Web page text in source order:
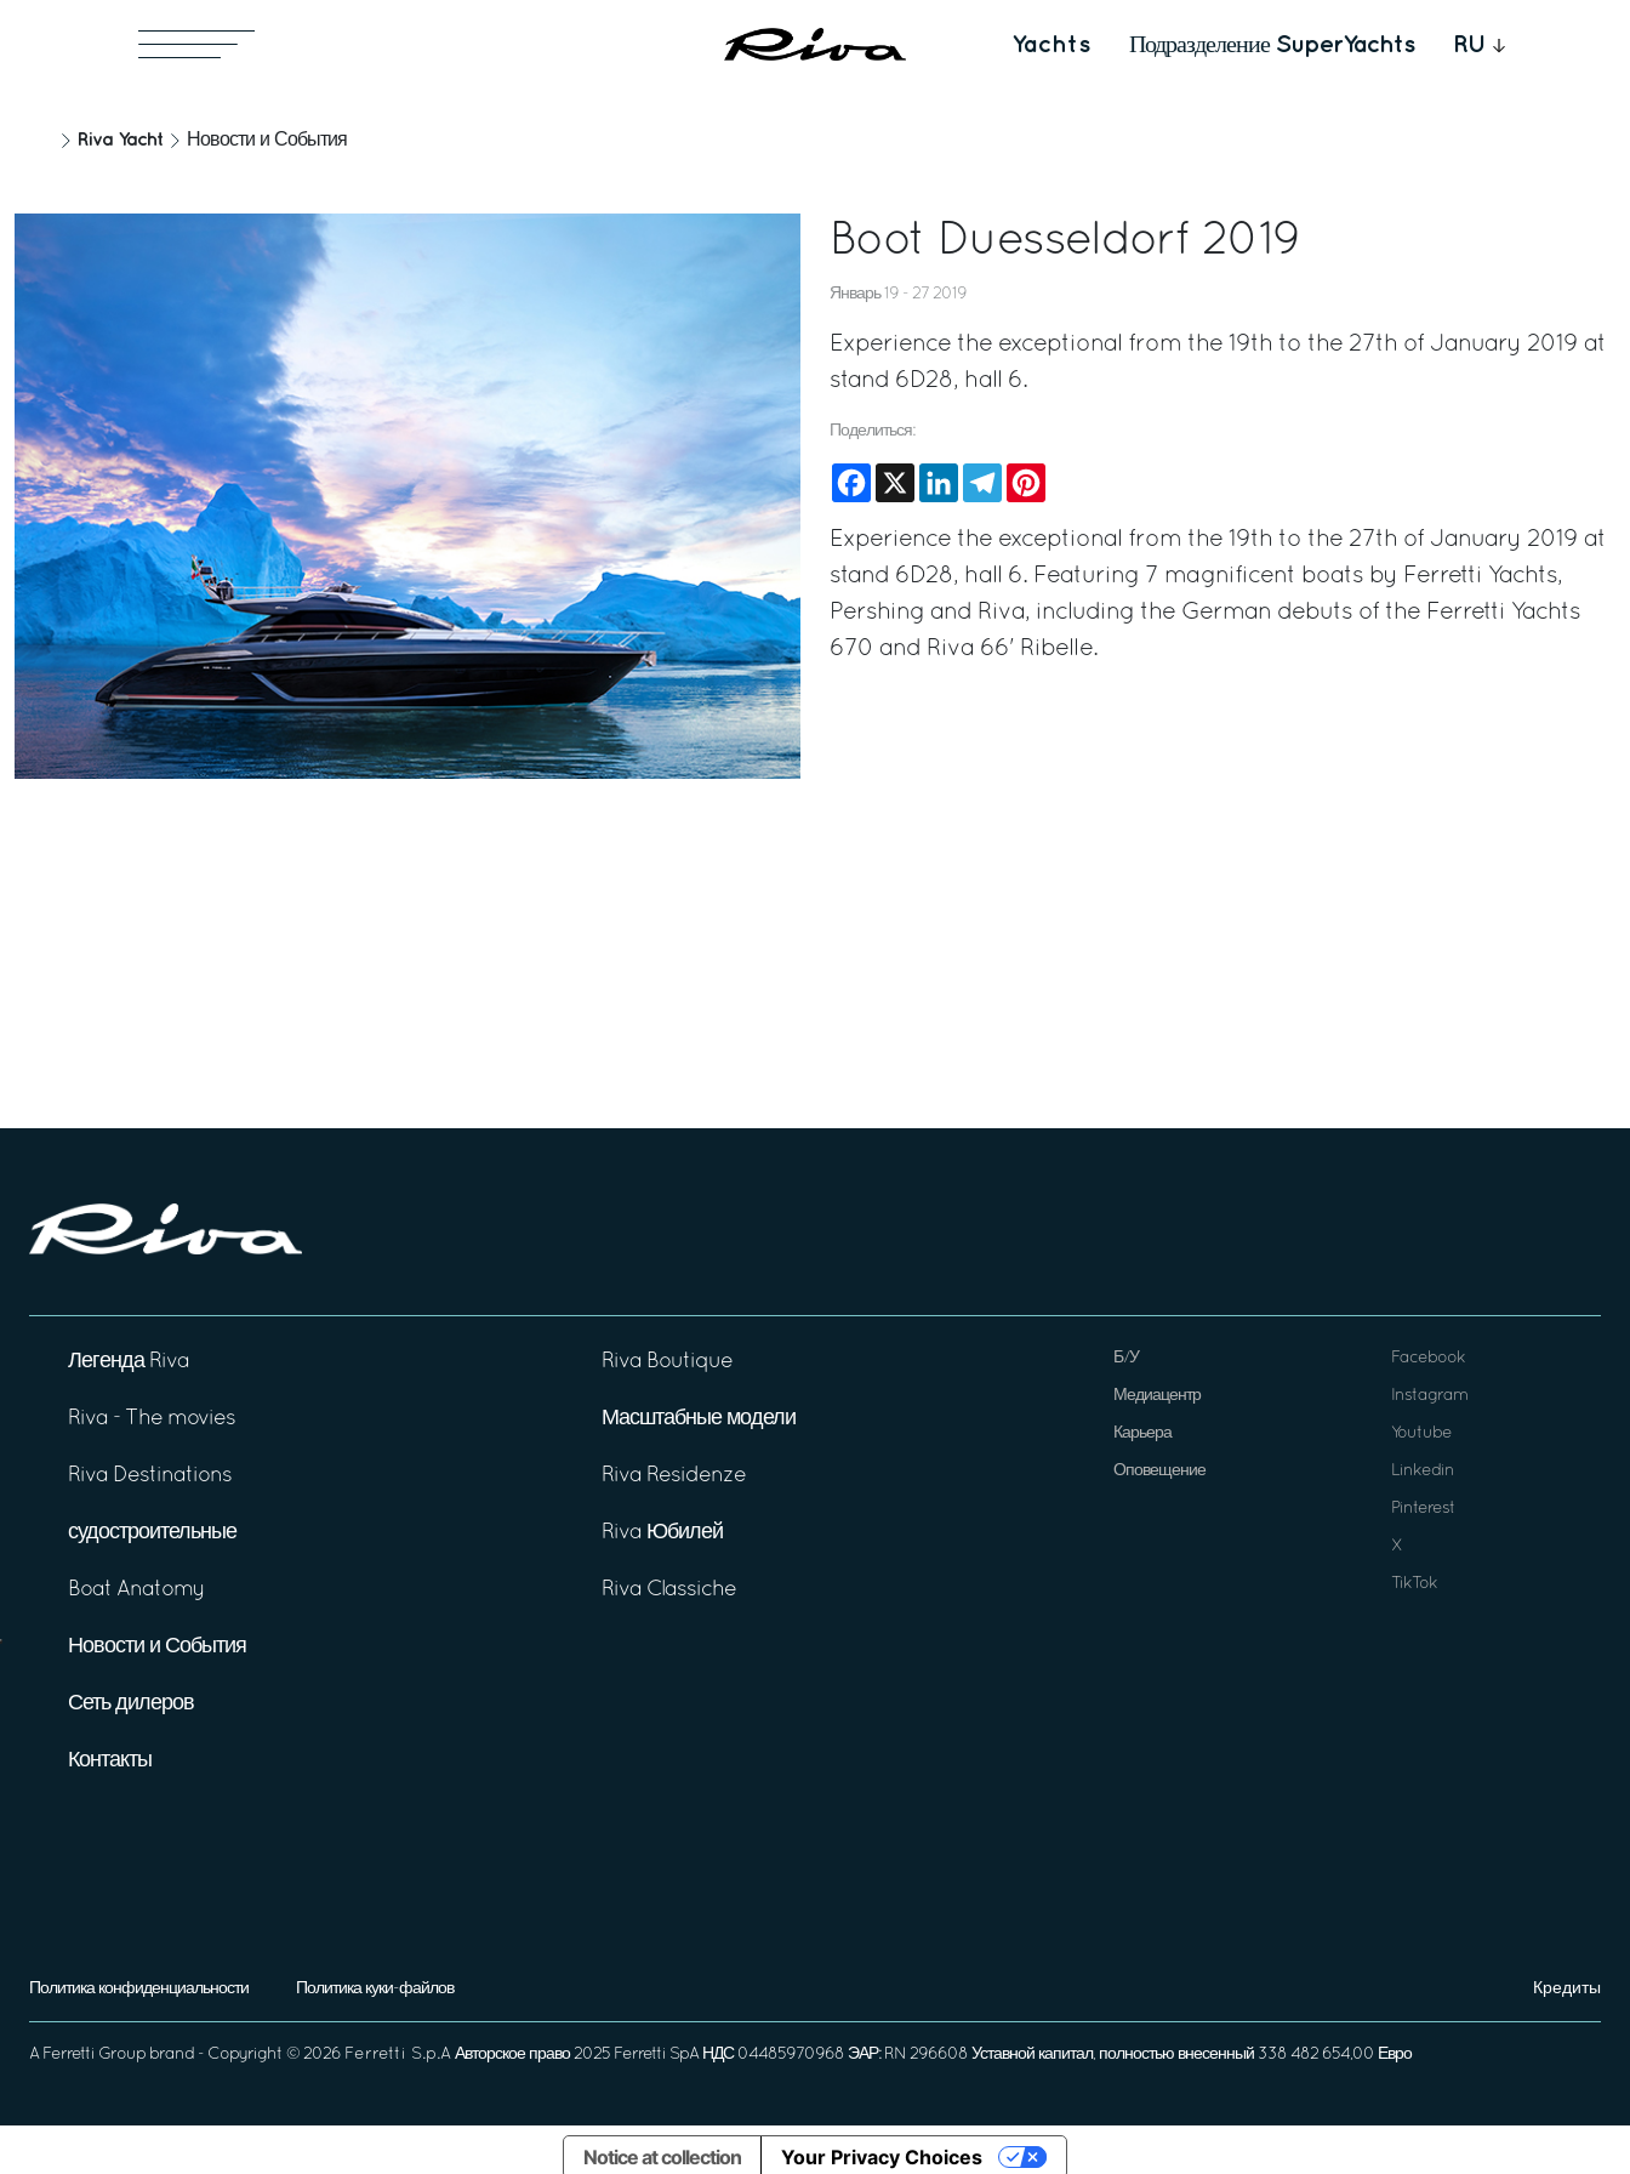
Yachts Подразделение SuperYachts RU
Riva Yacht Новости и События
Boot Duesseldorf 2019
Январь 19 - 27 2019
Experience the exceptional from the 19th to the 27th of January 2019 at
stand 6D28, hall 6.
Поделиться:
Facebook
X LinkedInTelegram
Experience the exceptional from the 19th to the 27th of January 2019 at
stand 6D28, hall 6. Featuring 7 magnificent boats by Ferretti Yachts,
Pershing and Riva, including the German debuts of the Ferretti Yachts
670 and Riva 66' Ribelle.
Легенда Riva
Riva - The movies
Riva Destinations
судостроительные
Boat Anatomy
Новости и События
Сеть дилеров
Контакты
Riva Boutique
Масштабные модели
Riva Residenze
Riva Юбилей
Riva Classiche
Б/У
Медиацентр
Карьера
Оповещение
Facebook
Instagram
Youtube
Linkedin
Pinterest
X
TikTok
Политика конфиденциальности Политика куки-файлов Кредиты
A Ferretti Group brand - Copyright © 2026 Ferretti S.p.A Авторское право 2025 Ferretti SpA НДС 04485970968 ЭАР: RN 296608 Уставной капитал, полностью внесенный 338 482 654,00 Евро
Notice at collection Your Privacy Choices